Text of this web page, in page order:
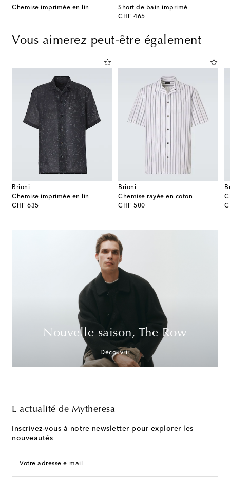
Chemise imprimée en lin
Short de bain imprimé
CHF 465
original price
Vous aimerez peut-être également
Brioni
Chemise imprimée en lin
CHF 635
original price
Brioni
Chemise rayée en coton
CHF 500
original price
Nouvelle saison, The Row
Découvrir
L'actualité de Mytheresa
Inscrivez-vous à notre newsletter pour explorer les
nouveautés
Votre adresse e-mail